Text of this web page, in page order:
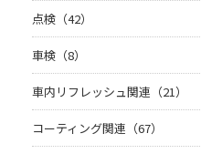
点検（42）
車検（8）
車内リフレッシュ関連（21）
コーティング関連（67）